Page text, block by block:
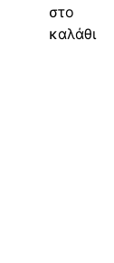
στο
καλάθι